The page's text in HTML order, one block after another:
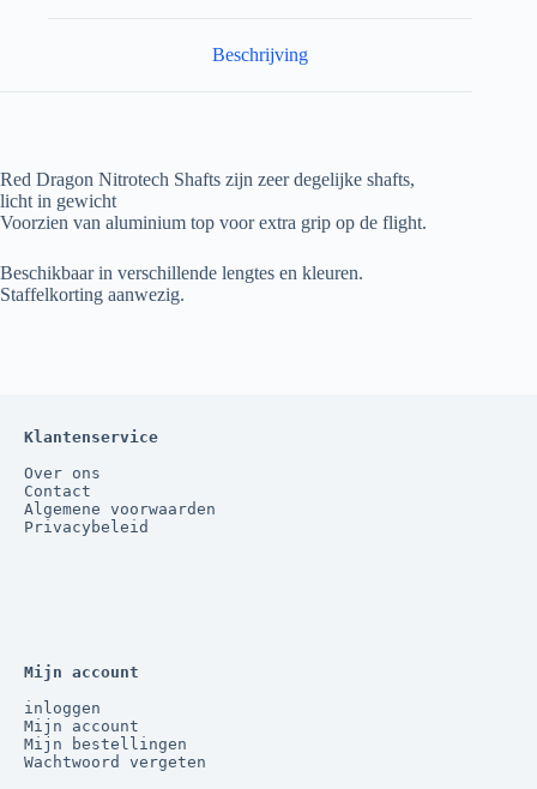
Beschrijving
Red Dragon Nitrotech Shafts zijn zeer degelijke shafts,
licht in gewicht
Voorzien van aluminium top voor extra grip op de flight.
Beschikbaar in verschillende lengtes en kleuren.
Staffelkorting aanwezig.
Klantenservice
Over ons
Contact
Algemene voorwaarden
Privacybeleid
Mijn account
inloggen
Mijn account
Mijn bestellingen
Wachtwoord vergeten